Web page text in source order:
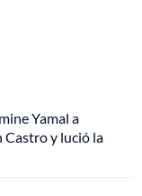
Yamal a
Castro y lució la